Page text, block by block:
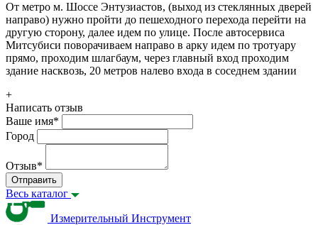
От метро м. Шоссе Энтузиастов, (выход из стеклянных дверей
направо) нужно пройти до пешеходного перехода перейти на
другую сторону, далее идем по улице. После автосервиса
Митсубиси поворачиваем направо в арку идем по тротуару
прямо, проходим шлагбаум, через главный вход проходим
здание насквозь, 20 метров налево входа в соседнем здании
+
Написать отзыв
Ваше имя*
Город
Отзыв*
Отправить
Весь каталог
Измерительный Инструмент